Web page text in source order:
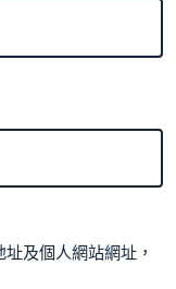
及個人網站網址，